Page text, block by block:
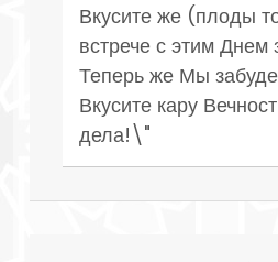
Вкусите же (плоды
встрече с этим Днем
Теперь же Мы
Вкусите кару
дела!\"